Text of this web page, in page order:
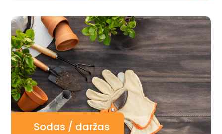
Sodas / daržas